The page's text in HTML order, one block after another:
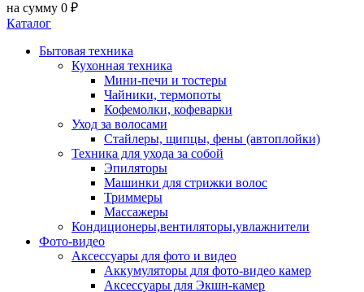
на сумму 0 ₽
Каталог
Бытовая техника
Кухонная техника
Мини-печи и тостеры
Чайники, термопоты
Кофемолки, кофеварки
Уход за волосами
Стайлеры, щипцы, фены (автоплойки)
Техника для ухода за собой
Эпиляторы
Машинки для стрижки волос
Триммеры
Массажеры
Кондиционеры,вентиляторы,увлажнители
Фото-видео
Аксессуары для фото и видео
Аккумуляторы для фото-видео камер
Аксессуары для Экшн-камер